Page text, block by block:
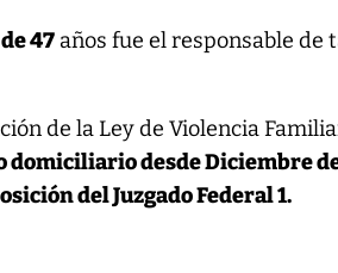
47 años fue el responsable de
de la Ley de Violencia
domiciliario desde Diciembre
del Juzgado Federal 1.